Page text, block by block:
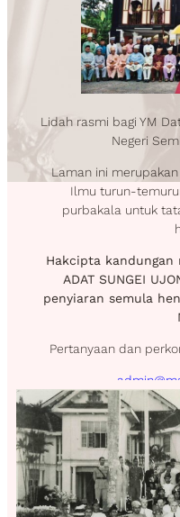
Lidah rasmi bagi YM
Negeri
Laman ini
Ilmu turun-
purbakala untuk
Hakcipta kandungan
ADAT SUNGEI
penyiaran semula
Pertanyaan dan